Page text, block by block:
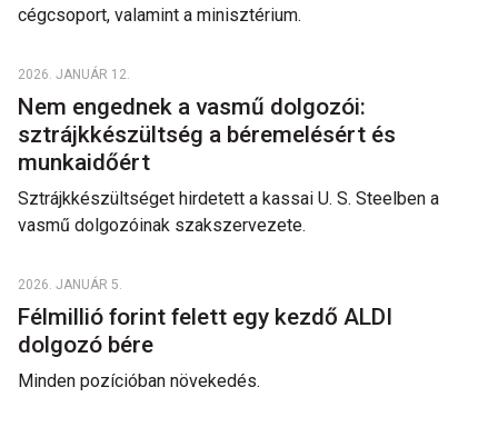
cégcsoport, valamint a minisztérium.
2026. JANUÁR 12.
Nem engednek a vasmű dolgozói:
sztrájkkészültség a béremelésért és
munkaidőért
​​​​​​​Sztrájkkészültséget hirdetett a kassai U. S. Steelben a
vasmű dolgozóinak szakszervezete.
2026. JANUÁR 5.
Félmillió forint felett egy kezdő ALDI
dolgozó bére
Minden pozícióban növekedés.